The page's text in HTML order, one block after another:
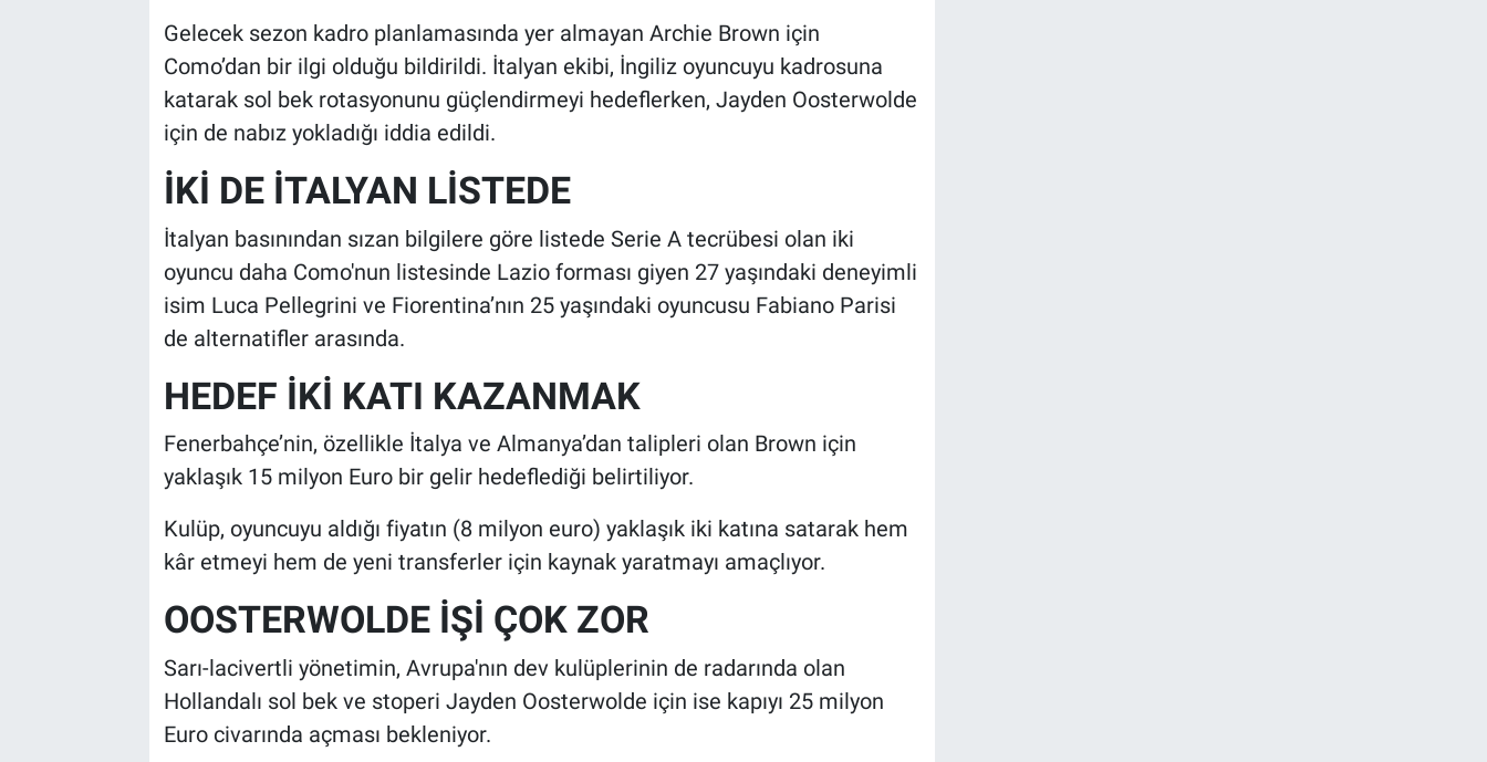
Gelecek sezon kadro planlamasında yer almayan Archie Brown için
Como’dan bir ilgi olduğu bildirildi. İtalyan ekibi, İngiliz oyuncuyu kadrosuna
katarak sol bek rotasyonunu güçlendirmeyi hedeflerken, Jayden Oosterwolde
için de nabız yokladığı iddia edildi.
İKİ DE İTALYAN LİSTEDE
İtalyan basınından sızan bilgilere göre listede Serie A tecrübesi olan iki
oyuncu daha Como'nun listesinde Lazio forması giyen 27 yaşındaki deneyimli
isim Luca Pellegrini ve Fiorentina’nın 25 yaşındaki oyuncusu Fabiano Parisi
de alternatifler arasında.
HEDEF İKİ KATI KAZANMAK
Fenerbahçe’nin, özellikle İtalya ve Almanya’dan talipleri olan Brown için
yaklaşık 15 milyon Euro bir gelir hedeflediği belirtiliyor.
Kulüp, oyuncuyu aldığı fiyatın (8 milyon euro) yaklaşık iki katına satarak hem
kâr etmeyi hem de yeni transferler için kaynak yaratmayı amaçlıyor.
OOSTERWOLDE İŞİ ÇOK ZOR
Sarı-lacivertli yönetimin, Avrupa'nın dev kulüplerinin de radarında olan
Hollandalı sol bek ve stoperi Jayden Oosterwolde için ise kapıyı 25 milyon
Euro civarında açması bekleniyor.